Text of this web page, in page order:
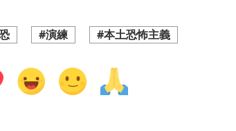
#演練 #本土恐怖主義